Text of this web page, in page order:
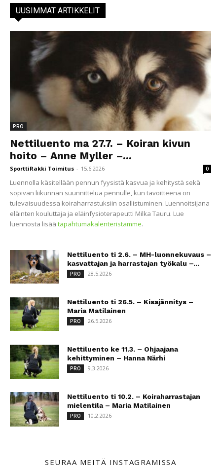
UUSIMMAT ARTIKKELIT
PRO
Nettiluento ma 27.7. – Koiran kivun
hoito – Anne Myller –...
SporttiRakki Toimitus - 15.6.2026 0
Luennolla käsitellään pennun fyysistä kasvua ja kehitystä sekä
sopivan liikunnan suunnittelua pennulle, kun tavoitteena on
tulevaisuudessa koiraharrastuksiin osallistuminen. Luennoitsijana
eläinten kouluttaja ja eläinfysioterapeutti Milka Tauru. Lue
luennosta lisää tapahtumakalenteristamme.
Nettiluento ti 2.6. – MH-luonnekuvaus –
kasvattajan ja harrastajan työkalu –...
PRO 28.5.2026
Nettiluento ti 26.5. – Kisajännitys –
Maria Matilainen
PRO 26.5.2026
Nettiluento ke 11.3. – Ohjaajana
kehittyminen – Hanna Närhi
PRO 9.3.2026
Nettiluento ti 10.2. – Koiraharrastajan
mielentila – Maria Matilainen
PRO 10.2.2026
SEURAA MEITÄ INSTAGRAMISSA